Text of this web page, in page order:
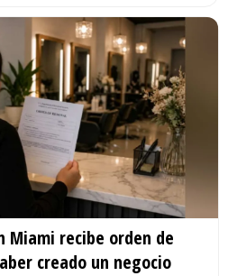
Miami recibe orden de
creado un negocio